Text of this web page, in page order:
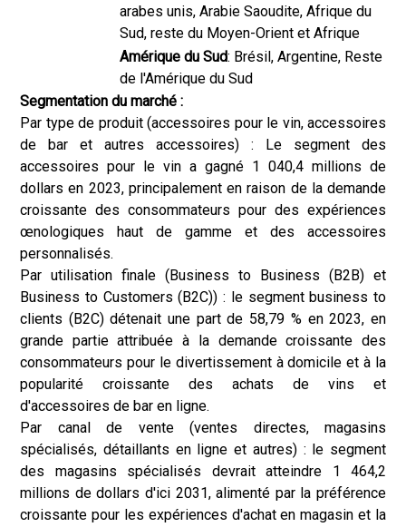
arabes unis, Arabie Saoudite, Afrique du
Sud, reste du Moyen-Orient et Afrique
Amérique du Sud: Brésil, Argentine, Reste
de l'Amérique du Sud
Segmentation du marché :
Par type de produit (accessoires pour le vin, accessoires
de bar et autres accessoires) : Le segment des
accessoires pour le vin a gagné 1 040,4 millions de
dollars en 2023, principalement en raison de la demande
croissante des consommateurs pour des expériences
œnologiques haut de gamme et des accessoires
personnalisés.
Par utilisation finale (Business to Business (B2B) et
Business to Customers (B2C)) : le segment business to
clients (B2C) détenait une part de 58,79 % en 2023, en
grande partie attribuée à la demande croissante des
consommateurs pour le divertissement à domicile et à la
popularité croissante des achats de vins et
d'accessoires de bar en ligne.
Par canal de vente (ventes directes, magasins
spécialisés, détaillants en ligne et autres) : le segment
des magasins spécialisés devrait atteindre 1 464,2
millions de dollars d'ici 2031, alimenté par la préférence
croissante pour les expériences d'achat en magasin et la